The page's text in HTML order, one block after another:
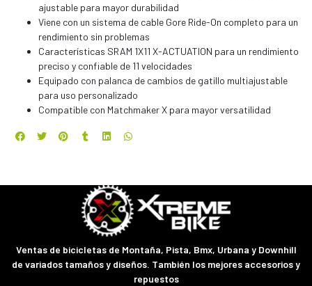
ajustable para mayor durabilidad
Viene con un sistema de cable Gore Ride-On completo para un
rendimiento sin problemas
Características SRAM 1X11 X-ACTUATION para un rendimiento
preciso y confiable de 11 velocidades
Equipado con palanca de cambios de gatillo multiajustable
para uso personalizado
Compatible con Matchmaker X para mayor versatilidad
Ventas de bicicletas de Montaña, Pista, Bmx, Urbana y Downhill
de variados tamaños y diseños. También los mejores accesorios y
repuestos